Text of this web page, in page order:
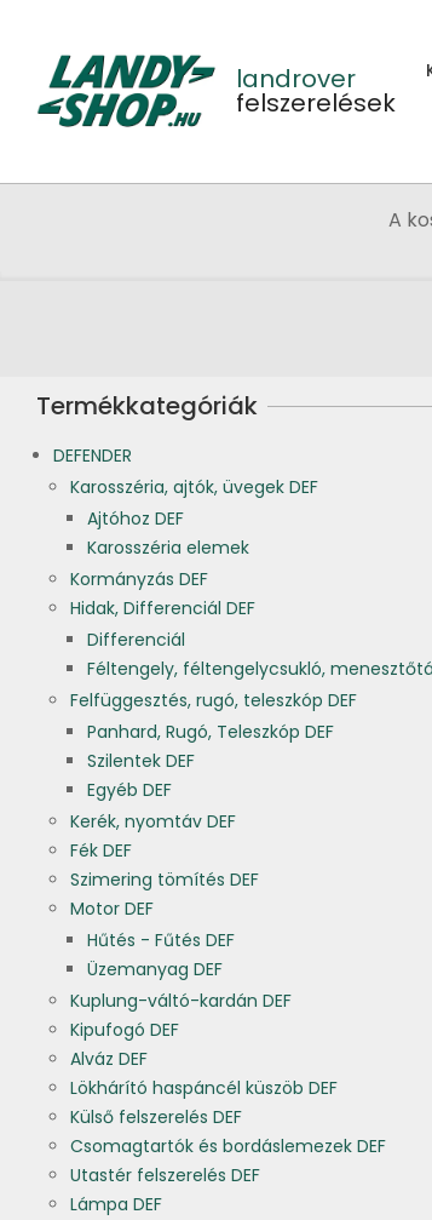
content
landrover
felszerelések
A
Termékkategóriák
DEFENDER
Karosszéria, ajtók, üvegek DEF
Ajtóhoz DEF
Karosszéria elemek
Kormányzás DEF
Hidak, Differenciál DEF
Differenciál
Féltengely, féltengelycsukló,
Felfüggesztés, rugó, teleszkóp DEF
Panhard, Rugó, Teleszkóp DEF
Szilentek DEF
Egyéb DEF
Kerék, nyomtáv DEF
Fék DEF
Szimering tömítés DEF
Motor DEF
Hűtés - Fűtés DEF
Üzemanyag DEF
Kuplung-váltó-kardán DEF
Kipufogó DEF
Alváz DEF
Lökhárító haspáncél küszöb DEF
Külső felszerelés DEF
Csomagtartók és bordáslemezek DEF
Utastér felszerelés DEF
Lámpa DEF